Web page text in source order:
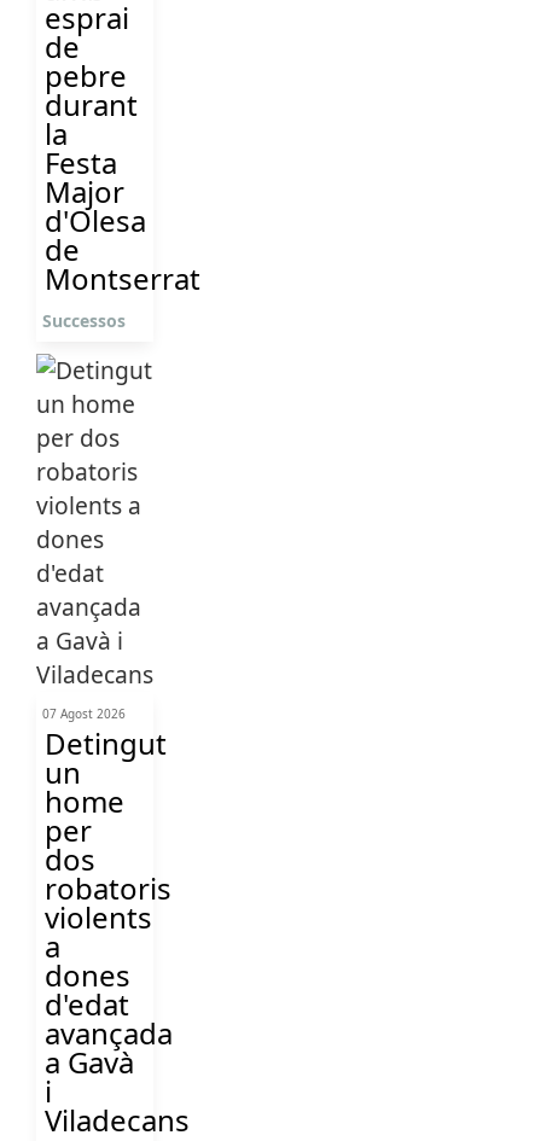
esprai
de
pebre
durant
la
Festa
Major
d'Olesa
de
Montserrat
Successos
07 Agost 2026
Detingut
un
home
per
dos
robatoris
violents
a
dones
d'edat
avançada
a Gavà
i
Viladecans